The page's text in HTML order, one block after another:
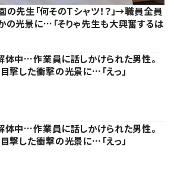
先生「何そのTシャツ！？」→職員全員
の光景に…「そりゃ先生も大興奮するは
体中…作業員に話しかけられた男性。
目撃した衝撃の光景に…「えっ」
体中…作業員に話しかけられた男性。
目撃した衝撃の光景に…「えっ」